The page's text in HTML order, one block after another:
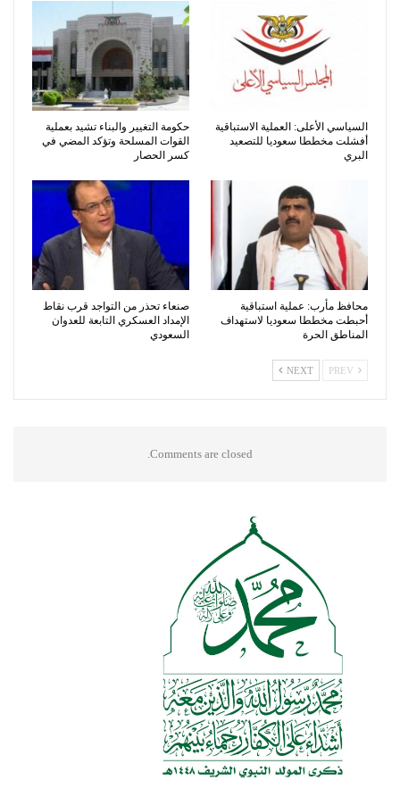
السياسي الأعلى: العملية الاستباقية
أفشلت مخططا سعوديا للتصعيد
البري
حكومة التغيير والبناء تشيد بعملية
القوات المسلحة وتؤكد المضي في
كسر الحصار
محافظ مأرب: عملية استباقية
أحبطت مخططا سعوديا لاستهداف
المناطق الحرة
صنعاء تحذر من التواجد قرب نقاط
الإمداد العسكري التابعة للعدوان
السعودي
NEXT
Comments are closed.